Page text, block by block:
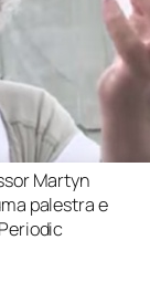
Martyn
palestra e